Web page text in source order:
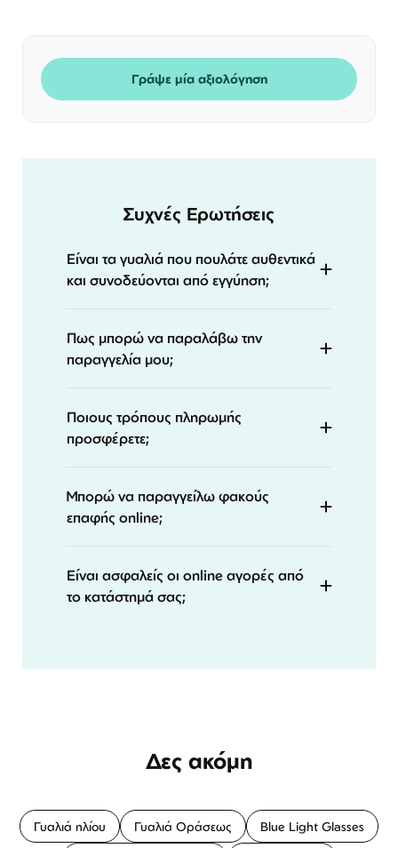
Γράψε μία αξιολόγηση
Συχνές Ερωτήσεις
Είναι τα γυαλιά που πουλάτε αυθεντικά
και συνοδεύονται από εγγύηση;
Πως μπορώ να παραλάβω την
παραγγελία μου;
Ποιους τρόπους πληρωμής
προσφέρετε;
Μπορώ να παραγγείλω φακούς
επαφής online;
Είναι ασφαλείς οι online αγορές από
το κατάστημά σας;
Δες ακόμη
Γυαλιά ηλίου Γυαλιά Οράσεως Blue Light Glasses